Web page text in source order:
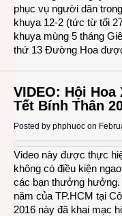
phục vụ người dân
khuya 12-2 (tức từ tối
khuya mùng 5 tháng
thứ 13 Đường Hoa
VIDEO: Hội Hoa
Tết Bính Thân
Posted by phphuoc on
Video này được thực
không có điều kiện
các bạn thưởng hưởng.
năm của TP.HCM tại
2016 này đã khai mạc